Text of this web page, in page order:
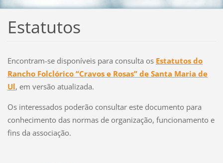
Estatutos
Encontram-se disponíveis para consulta os Estatutos do
Rancho Folclórico “Cravos e Rosas” de Santa Maria de
Ul, em versão atualizada.
Os interessados poderão consultar este documento para
conhecimento das normas de organização, funcionamento e
fins da associação.